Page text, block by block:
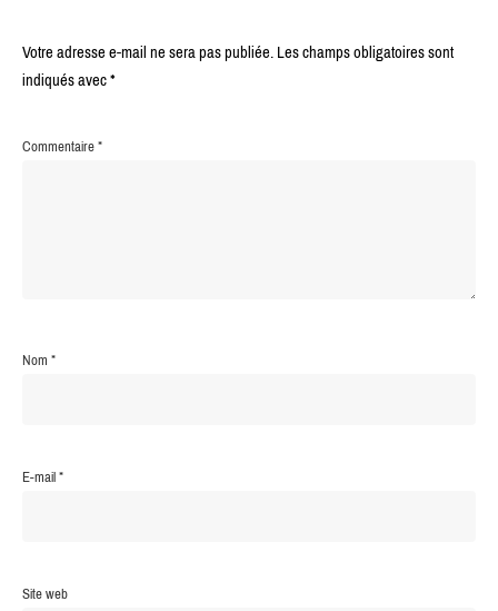
Votre adresse e-mail ne sera pas publiée.Les champs obligatoires sont
indiqués avec*
Commentaire*
Nom*
E-mail*
Site web